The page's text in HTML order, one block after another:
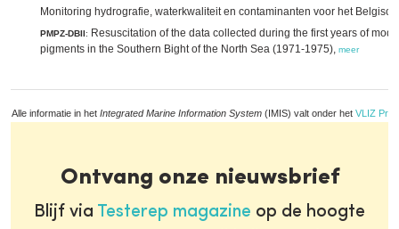
Monitoring hydrografie, waterkwaliteit en contaminanten voor het
PMPZ-DBII: Resuscitation of the data collected during the first years of
pigments in the Southern Bight of the North Sea (1971-1975), meer
Alle informatie in het Integrated Marine Information System (IMIS) valt onder het VLIZ
Ontvang onze nieuwsbrief
Blijf via Testerep magazine op de hoogte